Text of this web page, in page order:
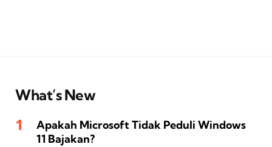
What’s New
Apakah Microsoft Tidak Peduli Windows
11 Bajakan?